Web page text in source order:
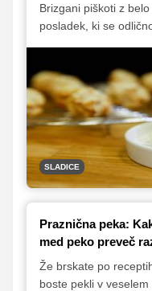
Brizgani piškoti z
posladek, ki se
ustih. Oglejte si
slaščičarko Kristino
slastnimi piškotki
SLADICE
Praznična peka:
med peko preveč
Že brskate po
boste pekli v